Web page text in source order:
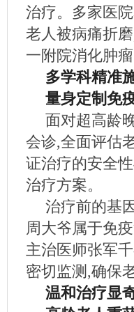
治疗。多家医
老人被病痛折
一附院消化肿瘤
多学科精准
量身定制免
面对超高龄
会诊,全面评估
证治疗的安全
治疗方案。
治疗前的基
周大爷属于免
主治医师张军
密切监测,确保
温和治疗显